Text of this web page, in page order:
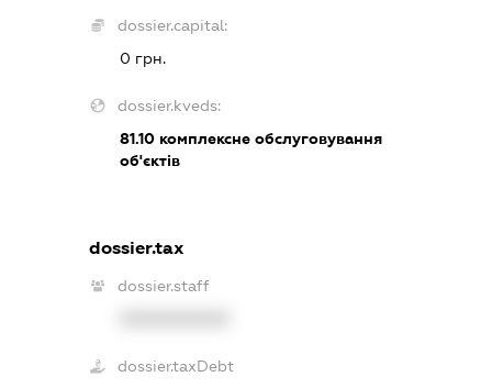
dossier.capital:
0 грн.
dossier.kveds:
81.10комплексне обслуговування
об'єктів
dossier.tax
dossier.staff
dossier.taxDebt